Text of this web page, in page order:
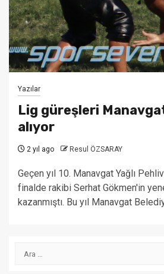
Yazılar
Lig güreşleri
alıyor
2 yıl ago Resul ÖZSARAY
Geçen yıl 10. Manavgat Yağlı
finalde rakibi Serhat Gökmen'in
kazanmıştı. Bu yıl Manavgat
Arama: